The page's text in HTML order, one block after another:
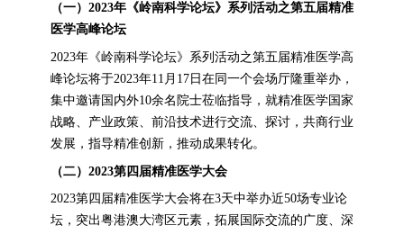
（一）2023年《岭南科学论坛》系列活动之第五届精准
医学高峰论坛
2023年《岭南科学论坛》系列活动之第五届精准医学高
峰论坛将于2023年11月17日在同一个会场厅隆重举办，
集中邀请国内外10余名院士莅临指导，就精准医学国家
战略、产业政策、前沿技术进行交流、探讨，共商行业
发展，指导精准创新，推动成果转化。
（二）2023第四届精准医学大会
2023第四届精准医学大会将在3天中举办近50场专业论
坛，突出粤港澳大湾区元素，拓展国际交流的广度、深